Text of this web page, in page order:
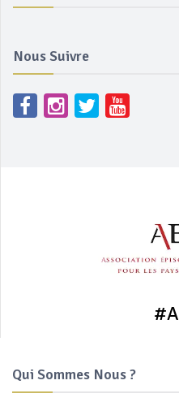
Nous Suivre
Qui Sommes Nous ?